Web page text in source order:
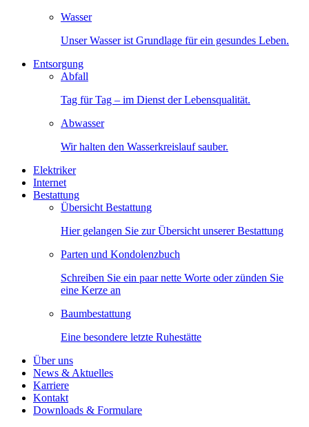
Wasser
Unser Wasser ist Grundlage für ein gesundes Leben.
Entsorgung
Abfall
Tag für Tag – im Dienst der Lebensqualität.
Abwasser
Wir halten den Wasserkreislauf sauber.
Elektriker
Internet
Bestattung
Übersicht Bestattung
Hier gelangen Sie zur Übersicht unserer Bestattung
Parten und Kondolenzbuch
Schreiben Sie ein paar nette Worte oder zünden Sie
eine Kerze an
Baumbestattung
Eine besondere letzte Ruhestätte
Über uns
News & Aktuelles
Karriere
Kontakt
Downloads & Formulare